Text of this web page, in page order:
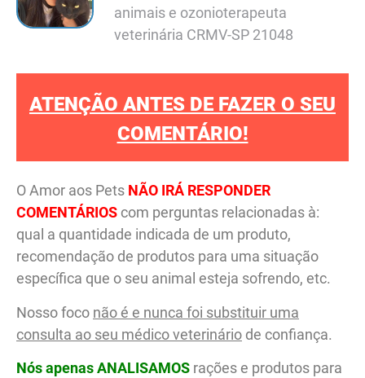
animais e ozonioterapeuta
veterinária CRMV-SP 21048
ATENÇÃO ANTES DE FAZER O SEU
COMENTÁRIO!
O Amor aos Pets NÃO IRÁ RESPONDER
COMENTÁRIOS com perguntas relacionadas à:
qual a quantidade indicada de um produto,
recomendação de produtos para uma situação
específica que o seu animal esteja sofrendo, etc.
Nosso foco não é e nunca foi substituir uma
consulta ao seu médico veterinário de confiança.
Nós apenas ANALISAMOS rações e produtos para